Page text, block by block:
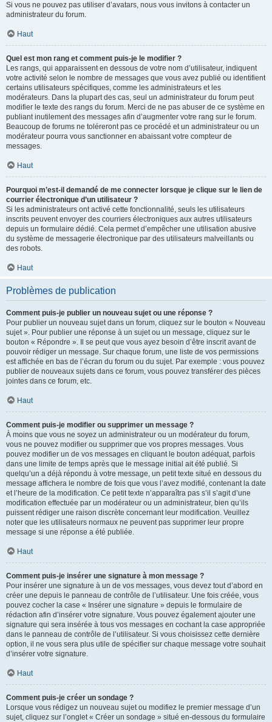
Si vous ne pouvez pas utiliser d’avatars, nous vous invitons à contacter un
administrateur du forum.
Haut
Quel est mon rang et comment puis-je le modifier ?
Les rangs, qui apparaissent en dessous de votre nom d’utilisateur, indiquent
votre activité selon le nombre de messages que vous avez publié ou identifient
certains utilisateurs spécifiques, comme les administrateurs et les
modérateurs. Dans la plupart des cas, seul un administrateur du forum peut
modifier le texte des rangs du forum. Merci de ne pas abuser de ce système en
publiant inutilement des messages afin d’augmenter votre rang sur le forum.
Beaucoup de forums ne toléreront pas ce procédé et un administrateur ou un
modérateur pourra vous sanctionner en abaissant votre compteur de
messages.
Haut
Pourquoi m’est-il demandé de me connecter lorsque je clique sur le lien de
courrier électronique d’un utilisateur ?
Si les administrateurs ont activé cette fonctionnalité, seuls les utilisateurs
inscrits peuvent envoyer des courriers électroniques aux autres utilisateurs
depuis un formulaire dédié. Cela permet d’empêcher une utilisation abusive
du système de messagerie électronique par des utilisateurs malveillants ou
des robots.
Haut
Problèmes de publication
Comment puis-je publier un nouveau sujet ou une réponse ?
Pour publier un nouveau sujet dans un forum, cliquez sur le bouton « Nouveau
sujet ». Pour publier une réponse à un sujet ou un message, cliquez sur le
bouton « Répondre ». Il se peut que vous ayez besoin d’être inscrit avant de
pouvoir rédiger un message. Sur chaque forum, une liste de vos permissions
est affichée en bas de l’écran du forum ou du sujet. Par exemple : vous pouvez
publier de nouveaux sujets dans ce forum, vous pouvez transférer des pièces
jointes dans ce forum, etc.
Haut
Comment puis-je modifier ou supprimer un message ?
À moins que vous ne soyez un administrateur ou un modérateur du forum,
vous ne pouvez modifier ou supprimer que vos propres messages. Vous
pouvez modifier un de vos messages en cliquant le bouton adéquat, parfois
dans une limite de temps après que le message initial ait été publié. Si
quelqu’un a déjà répondu à votre message, un petit texte situé en dessous du
message affichera le nombre de fois que vous l’avez modifié, contenant la date
et l’heure de la modification. Ce petit texte n’apparaîtra pas s’il s’agit d’une
modification effectuée par un modérateur ou un administrateur, bien qu’ils
puissent rédiger une raison discrète concernant leur modification. Veuillez
noter que les utilisateurs normaux ne peuvent pas supprimer leur propre
message si une réponse a été publiée.
Haut
Comment puis-je insérer une signature à mon message ?
Pour insérer une signature à un de vos messages, vous devez tout d’abord en
créer une depuis le panneau de contrôle de l’utilisateur. Une fois créée, vous
pouvez cocher la case « Insérer une signature » depuis le formulaire de
rédaction afin d’insérer votre signature. Vous pouvez également ajouter une
signature qui sera insérée à tous vos messages en cochant la case appropriée
dans le panneau de contrôle de l’utilisateur. Si vous choisissez cette dernière
option, il ne vous sera plus utile de spécifier sur chaque message votre souhait
d’insérer votre signature.
Haut
Comment puis-je créer un sondage ?
Lorsque vous rédigez un nouveau sujet ou modifiez le premier message d’un
sujet, cliquez sur l’onglet « Créer un sondage » situé en-dessous du formulaire